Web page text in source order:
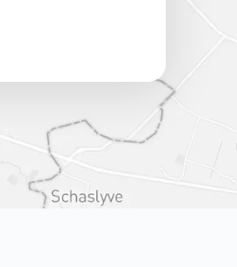
Ivasiuk Prospect, 2d